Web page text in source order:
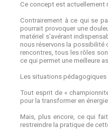
Ce concept est actuellement
Contrairement à ce qui se
pourrait provoquer une
matériel s'avérant
nous réservons la possibilité
rencontres, tous les rôles
ce qui permet une meilleure
Les situations
Tout esprit de «
pour la transformer en
Mais, plus encore, ce qui
restreindre la pratique de